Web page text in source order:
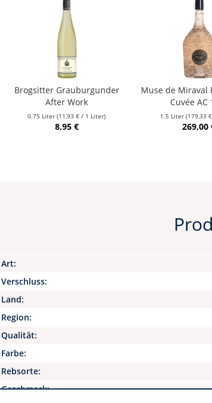
Brogsitter Grauburgunder
After Work
0.75 Liter(11,93 € / 1 Liter)
8,95 €
Muse de Miraval
Cuvée AC
1.5 Liter (179,33
269,00
Art:
Verschluss:
Land:
Region:
Qualität:
Farbe:
Rebsorte:
Geschmack: